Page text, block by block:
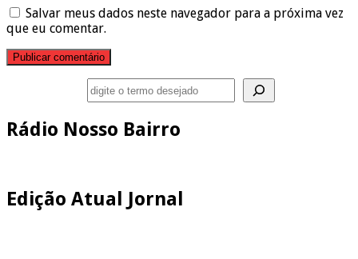
Salvar meus dados neste navegador para a próxima vez
que eu comentar.
Rádio Nosso Bairro
Edição Atual Jornal